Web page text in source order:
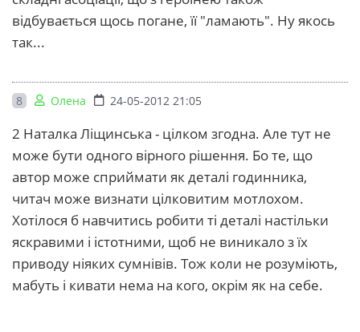
відбувається щось погане, її "ламають". Ну якось
так...
8 Олена 24-05-2012 21:05
2 Наталка Ліщинська - цілком згодна. Але тут не
може бути одного вірного рішення. Бо те, що
автор може сприймати як деталі годинника,
читач може визнати цілковитим мотлохом.
Хотілося б навчитись робити ті деталі настільки
яскравими і істотними, щоб не виникало з їх
приводу ніяких сумнівів. Тож коли не розуміють,
мабуть і кивати нема на кого, окрім як на себе.